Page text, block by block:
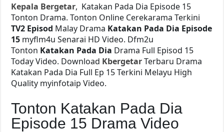
Kepala Bergetar, Katakan Pada Dia Episode 15
Tonton Drama. Tonton Online Cerekarama Terkini
TV2 Episod Malay Drama Katakan Pada Dia Episode
15 myflm4u Senarai HD Video. Dfm2u
Tonton Katakan Pada Dia Drama Full Episod 15
Today Video. Download KbergetarTerbaru Drama
Katakan Pada Dia Full Ep 15 Terkini Melayu High
Quality myinfotaip Video.
Tonton Katakan Pada Dia
Episode 15 Drama Video